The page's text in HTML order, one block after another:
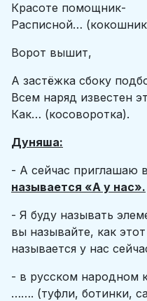
Красоте помощник-
Расписной…
Ворот вышит,
А застёжка сбоку
Всем наряд известен
Как… (косоворотка).
Дуняша:
- А сейчас приглашаю
называется «А у нас».
- Я буду называть
вы называйте, как
называется у нас
- в русском народном
……. (туфли, ботинки,